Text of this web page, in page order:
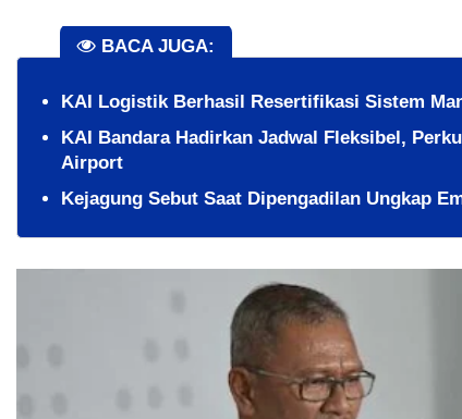
BACA JUGA:
KAI Logistik Berhasil Resertifikasi Sistem
KAI Bandara Hadirkan Jadwal Fleksibel,
Airport
Kejagung Sebut Saat Dipengadilan Ungkap